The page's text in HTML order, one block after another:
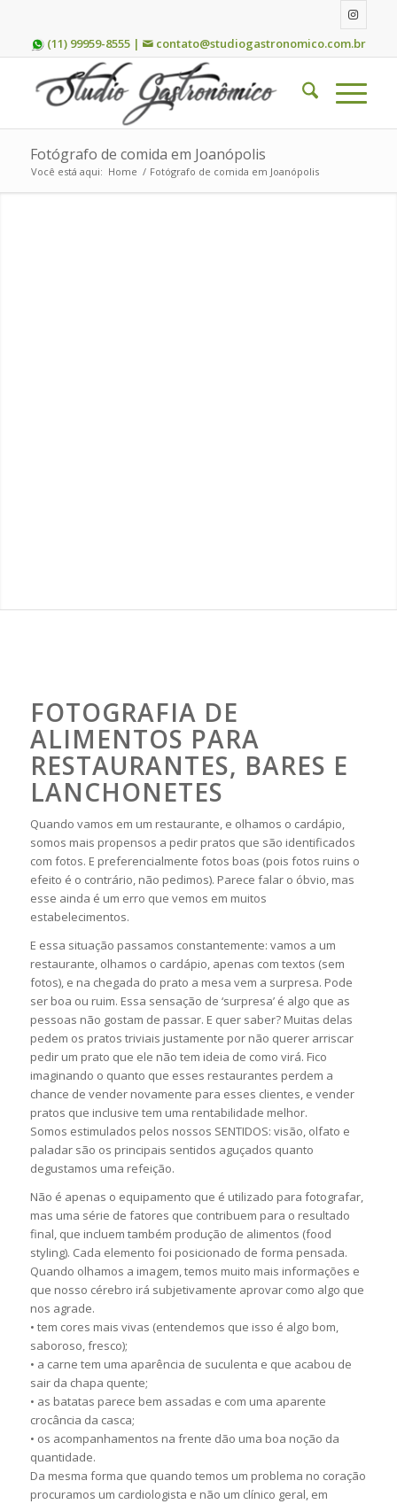
(11) 99959-8555 | contato@studiogastronomico.com.br
Fotógrafo de comida em Joanópolis
Você está aqui: Home / Fotógrafo de comida em Joanópolis
FOTOGRAFIA DE
ALIMENTOS PARA
RESTAURANTES, BARES E
LANCHONETES
Quando vamos em um restaurante, e olhamos o cardápio,
somos mais propensos a pedir pratos que são identificados
com fotos. E preferencialmente fotos boas (pois fotos ruins o
efeito é o contrário, não pedimos). Parece falar o óbvio, mas
esse ainda é um erro que vemos em muitos
estabelecimentos.
E essa situação passamos constantemente: vamos a um
restaurante, olhamos o cardápio, apenas com textos (sem
fotos), e na chegada do prato a mesa vem a surpresa. Pode
ser boa ou ruim. Essa sensação de ‘surpresa’ é algo que as
pessoas não gostam de passar. E quer saber? Muitas delas
pedem os pratos triviais justamente por não querer arriscar
pedir um prato que ele não tem ideia de como virá. Fico
imaginando o quanto que esses restaurantes perdem a
chance de vender novamente para esses clientes, e vender
pratos que inclusive tem uma rentabilidade melhor.
Somos estimulados pelos nossos SENTIDOS: visão, olfato e
paladar são os principais sentidos aguçados quanto
degustamos uma refeição.
Não é apenas o equipamento que é utilizado para fotografar,
mas uma série de fatores que contribuem para o resultado
final, que incluem também produção de alimentos (food
styling). Cada elemento foi posicionado de forma pensada.
Quando olhamos a imagem, temos muito mais informações e
que nosso cérebro irá subjetivamente aprovar como algo que
nos agrade.
• tem cores mais vivas (entendemos que isso é algo bom,
saboroso, fresco);
• a carne tem uma aparência de suculenta e que acabou de
sair da chapa quente;
• as batatas parece bem assadas e com uma aparente
crocância da casca;
• os acompanhamentos na frente dão uma boa noção da
quantidade.
Da mesma forma que quando temos um problema no coração
procuramos um cardiologista e não um clínico geral, em